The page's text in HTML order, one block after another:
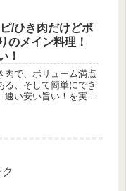
全体がぽかぽかと気持
/ひき肉だけどボ
のメイン料理！
！
肉で、ボリューム満点
る、そして簡単にでき
速い安い旨い！を実現